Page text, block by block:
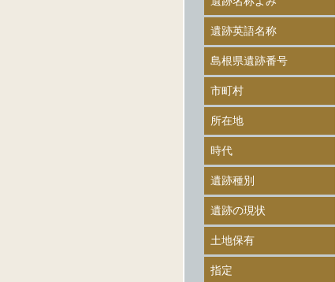
遺跡英語名称
島根県遺跡番号
市町村
所在地
時代
遺跡種別
遺跡の現状
土地保有
指定